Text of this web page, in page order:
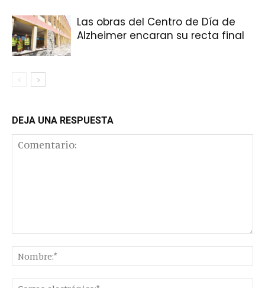
Las obras del Centro de Día de
Alzheimer encaran su recta final
DEJA UNA RESPUESTA